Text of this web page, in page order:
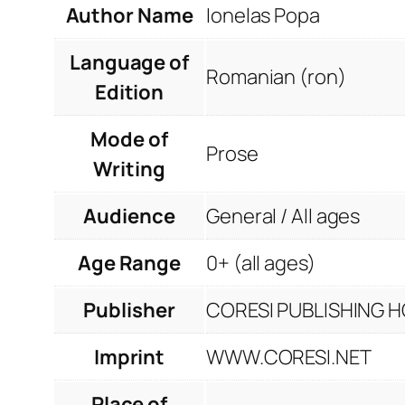
Author Name Ionelas Popa
Language of
Edition
Romanian (ron)
Mode of
Writing
Prose
Audience
General / All ages
Age Range
0+ (all ages)
Publisher
CORESI PUBLISHING
Imprint
WWW.CORESI.NET